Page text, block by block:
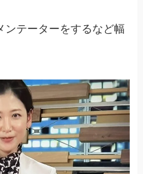
ンテーターをするなど幅